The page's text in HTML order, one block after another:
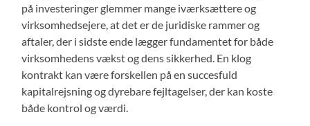
på investeringer glemmer mange iværksættere og
virksomhedsejere, at det er de juridiske rammer og
aftaler, der i sidste ende lægger fundamentet for både
virksomhedens vækst og dens sikkerhed. En klog
kontrakt kan være forskellen på en succesfuld
kapitalrejsning og dyrebare fejltagelser, der kan koste
både kontrol og værdi.